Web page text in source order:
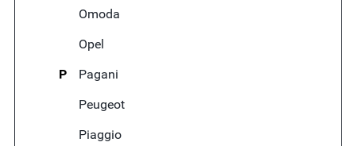
Omoda
Opel
P
Pagani
Peugeot
Piaggio